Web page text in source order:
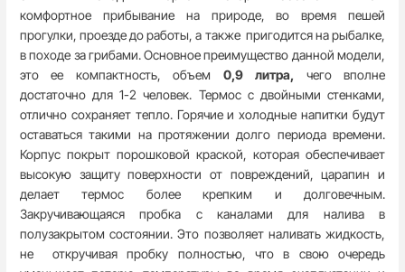
комфортное прибывание на природе, во время пешей
прогулки, проезде до работы, а также пригодится на рыбалке,
в походе за грибами. Основное преимущество данной модели,
это ее компактность, объем 0,9 литра, чего вполне
достаточно для 1-2 человек. Термос с двойными стенками,
отлично сохраняет тепло. Горячие и холодные напитки будут
оставаться такими на протяжении долго периода времени.
Корпус покрыт порошковой краской, которая обеспечивает
высокую защиту поверхности от повреждений, царапин и
делает термос более крепким и долговечным.
Закручивающаяся пробка с каналами для налива в
полузакрытом состоянии. Это позволяет наливать жидкость,
не откручивая пробку полностью, что в свою очередь